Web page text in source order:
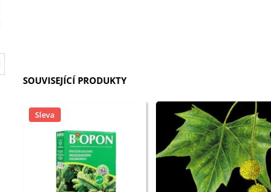
SOUVISEJÍCÍ PRODUKTY
Sleva